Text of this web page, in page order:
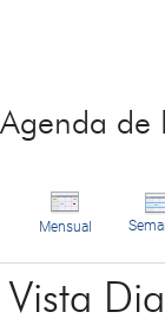
Agenda de
Mensual
Vista